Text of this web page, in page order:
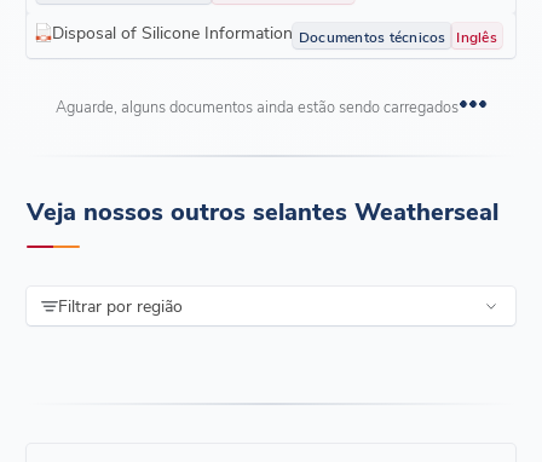
Disposal of Silicone Information Documentos técnicos Inglês
Aguarde, alguns documentos ainda estão sendo carregados
Veja nossos outros selantes Weatherseal
Filtrar por região